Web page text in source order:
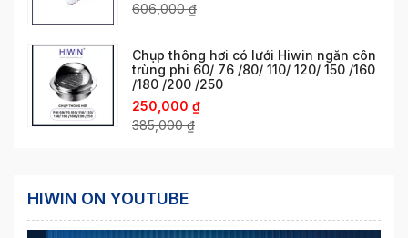
606,000₫
Chụp thông hơi có lưới Hiwin ngăn côn
trùng phi 60/ 76 /80/ 110/ 120/ 150 /160
/180 /200 /250
250,000 ₫
385,000₫
HIWIN ON YOUTUBE